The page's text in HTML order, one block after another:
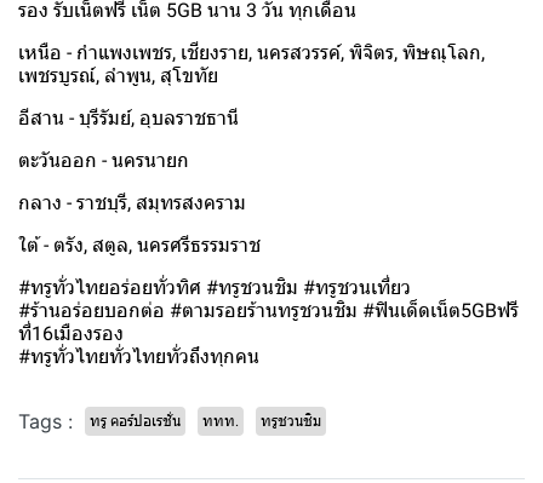
รอง รับเน็ตฟรี เน็ต 5GB นาน 3 วัน ทุกเดือน
เหนือ - กำแพงเพชร, เชียงราย, นครสวรรค์, พิจิตร, พิษณุโลก,
เพชรบูรณ์, ลำพูน, สุโขทัย
อีสาน - บุรีรัมย์, อุบลราชธานี
ตะวันออก - นครนายก
กลาง - ราชบุรี, สมุทรสงคราม
ใต้ - ตรัง, สตูล, นครศรีธรรมราช
#ทรูทั่วไทยอร่อยทั่วทิศ #ทรูชวนชิม #ทรูชวนเที่ยว
#ร้านอร่อยบอกต่อ #ตามรอยร้านทรูชวนชิม #ฟินเด็ดเน็ต5GBฟรี
ที่16เมืองรอง
#ทรูทั่วไทยทั่วไทยทั่วถึงทุกคน
Tags : ทรู คอร์ปอเรชั่น ททท. ทรูชวนชิม